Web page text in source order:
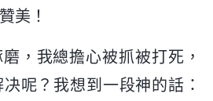
美！
，我總擔心被抓被打死，
呢？我想到一段神的話：